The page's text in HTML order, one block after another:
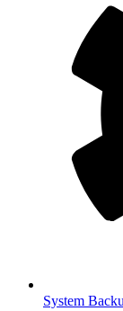
System